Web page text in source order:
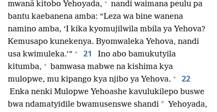
mwanā kitobo Yehoyada, + nandi waimana peulu pa
bantu kaebanena amba: “Leza wa bine wanena
namino amba, ‘I kika kyomujilwila mbila ya Yehova?
Kemusapo kunekenya. Byomwaleka Yehova, nandi
usa kwimuleka.’” + 21
Ino abo bamukutyila
kitumba, + bamwasa mabwe na kishima kya
mulopwe, mu kipango kya njibo ya Yehova. + 22
Enka nenki Mulopwe Yehoashe kavulukilepo buswe
bwa ndamatyidile bwamusenswe shandi * Yehoyada,